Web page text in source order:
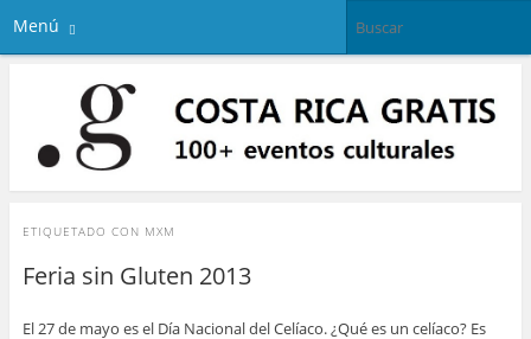
Menú
ETIQUETADO CON MXM
Feria sin Gluten 2013
El 27 de mayo es el Día Nacional del Celíaco. ¿Qué es un celíaco? Es